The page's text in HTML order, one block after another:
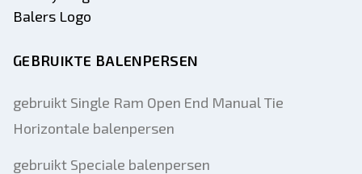
GEBRUIKTE BALENPERSEN
gebruikt Single Ram Open End Manual Tie
Horizontale balenpersen
gebruikt Speciale balenpersen